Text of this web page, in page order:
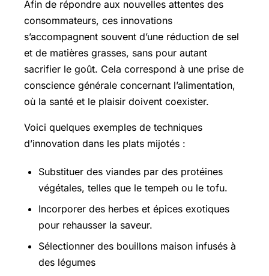
Afin de répondre aux nouvelles attentes des
consommateurs, ces innovations
s’accompagnent souvent d’une réduction de sel
et de matières grasses, sans pour autant
sacrifier le goût. Cela correspond à une prise de
conscience générale concernant l’alimentation,
où la santé et le plaisir doivent coexister.
Voici quelques exemples de techniques
d’innovation dans les plats mijotés :
Substituer des viandes par des protéines
végétales, telles que le tempeh ou le tofu.
Incorporer des herbes et épices exotiques
pour rehausser la saveur.
Sélectionner des bouillons maison infusés à
des légumes